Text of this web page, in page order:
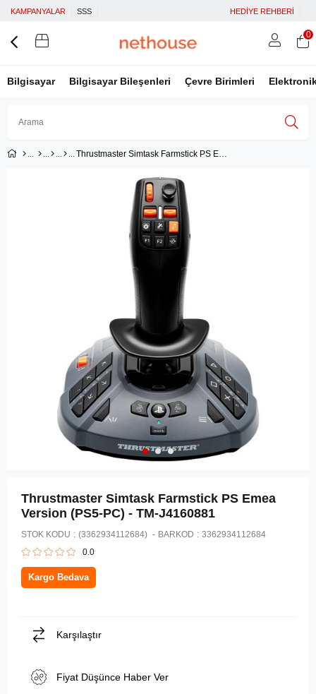
KAMPANYALAR SSS HEDİYE REHBERİ
Bilgisayar Bilgisayar Bileşenleri Çevre Birimleri
Google İle Bağlan
0
Thrustmaster Simtask Farmstick PS Emea Version (PS5-PC) - TM-J4160881
Thrustmaster Simtask Farmstick PS Emea
Version (PS5-PC) - TM-J4160881
STOK KODU (3362934112684) BARKOD : 3362934112684
0.0
Kargo Bedava
Karşılaştır
Fiyat Düşünce Haber Ver